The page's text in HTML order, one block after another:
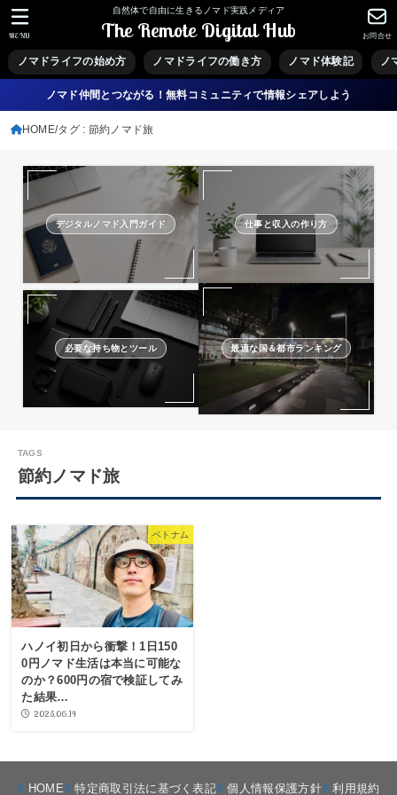
自然体で自由に生きるノマド実践メディア
The Remote Digital Hub
ノマドライフの始め方 ノマドライフの働き方 ノマド体験記 ノ
お問合せ
MENU
ノマド仲間とつながる！無料コミュニティで情報シェアしよう
HOME タグ : 節約ノマド旅
デジタルノマド入門ガイド 仕事と収入の作り方
必要な持ち物とツール 最適な国＆都市ランキング
節約ノマド旅
ベトナム
ハノイ初日から衝撃！1日150
0円ノマド生活は本当に可能な
のか？600円の宿で検証してみ
た結果…
2025.06.14
HOME 特定商取引法に基づく表記 個人情報保護方針 利用規約